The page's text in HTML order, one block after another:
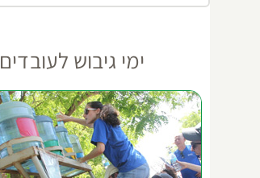
ימי גיבוש לעובדים